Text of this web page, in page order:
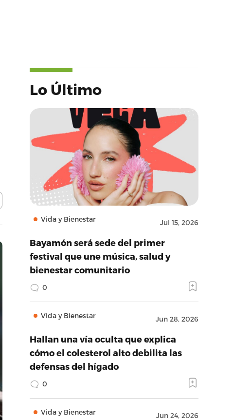
Lo Último
Vida y Bienestar Jul 15, 2026
Bayamón será sede del primer
festival que une música, salud y
bienestar comunitario
0
Vida y Bienestar Jun 28, 2026
Hallan una vía oculta que explica
cómo el colesterol alto debilita las
defensas del hígado
0
Vida y Bienestar Jun 24, 2026